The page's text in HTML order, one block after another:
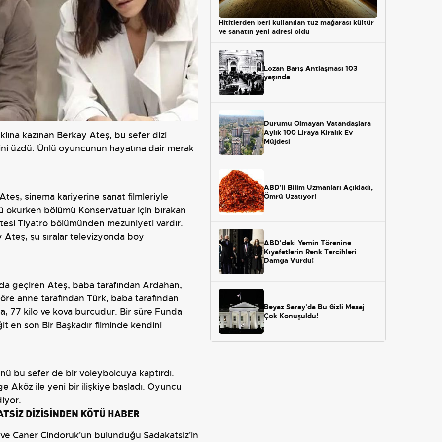
kazınan Berkay Ateş, bu sefer dizi
üzdü. Ünlü oyuncunun hayatına dair merak
sinema kariyerine sanat filmleriyle
okurken bölümü Konservatuar için bırakan
Tiyatro bölümünden mezuniyeti vardır.
Ateş, şu sıralar televizyonda boy
geçiren Ateş, baba tarafından Ardahan,
anne tarafından Türk, baba tarafından
77 kilo ve kova burcudur. Bir süre Funda
en son Bir Başkadır filminde kendini
bu sefer de bir voleybolcuya kaptırdı.
Aköz ile yeni bir ilişkiye başladı. Oyuncu
DİZİSİNDEN KÖTÜ HABER
Caner Cindoruk'un bulunduğu Sadakatsiz'in
Hititlerden beri kullanılan tuz mağarası kültür
ve sanatın yeni adresi oldu
Lozan Barış Antlaşması 103
yaşında
Durumu Olmayan Vatandaşlara
Aylık 100 Liraya Kiralık Ev
Müjdesi
ABD'li Bilim Uzmanları Açıkladı,
Ömrü Uzatıyor!
ABD'deki Yemin Törenine
Kıyafetlerin Renk Tercihleri
Damga Vurdu!
Beyaz Saray'da Bu Gizli Mesaj
Çok Konuşuldu!